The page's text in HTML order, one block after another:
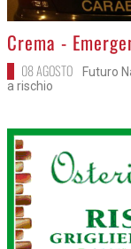
>
Crema -
08 AGOSTO
Futuro
a rischio